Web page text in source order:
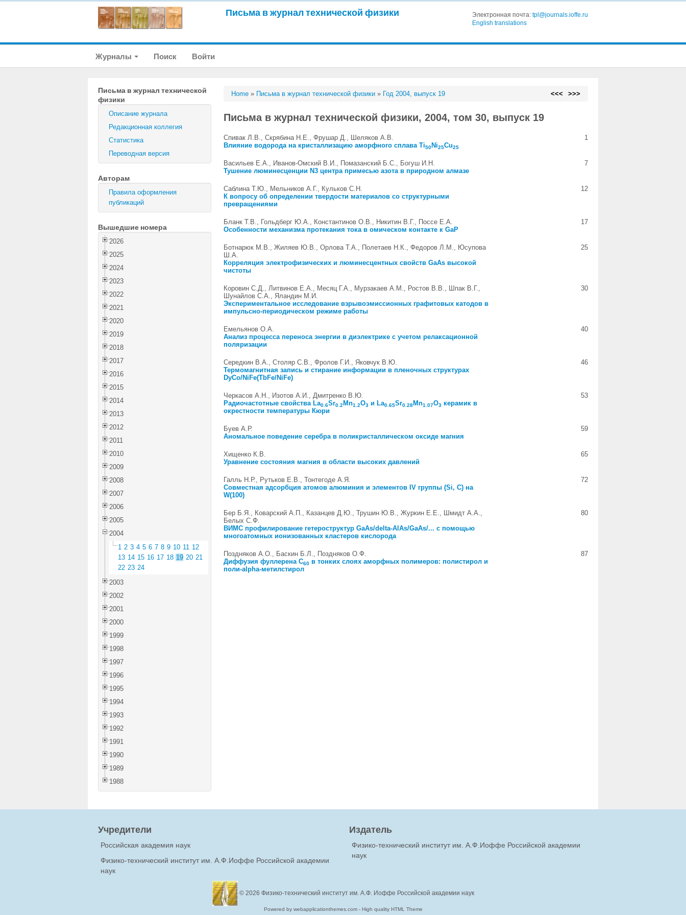
Письма в журнал технической физики Электронная почта: tpl@journals.ioffe.ru
English translations
Журналы Поиск Войти
Письма в журнал технической
физики
Описание журнала
Редакционная коллегия
Статистика
Переводная версия
Авторам
Правила оформления
публикаций
Вышедшие номера
2026
2025
2024
2023
2022
2021
2020
2019
2018
2017
2016
2015
2014
2013
2012
2011
2010
2009
2008
2007
2006
2005
2004
1 2 3 4 5 6 7 8 9 10 11 12
13 14 15 16 17 18 19 20 21
22 23 24
2003
2002
2001
2000
1999
1998
1997
1996
1995
1994
1993
1992
1991
1990
1989
1988
Home » Письма в журнал технической физики » Год 2004, выпуск 19 <<< >>>
Письма в журнал технической физики, 2004, том 30, выпуск 19
Спивак Л.В., Скрябина Н.Е., Фрушар Д., Шеляков А.В.
Влияние водорода на кристаллизацию аморфного сплава Ti50Ni25Cu25
1
Васильев Е.А., Иванов-Омский В.И., Помазанский Б.С., Богуш И.Н.
Тушение люминесценции N3 центра примесью азота в природном алмазе
7
Саблина Т.Ю., Мельников А.Г., Кульков С.Н.
К вопросу об определении твердости материалов со структурными
превращениями
12
Бланк Т.В., Гольдберг Ю.А., Константинов О.В., Никитин В.Г., Поссе Е.А.
Особенности механизма протекания тока в омическом контакте к GaP
17
Ботнарюк М.В., Жиляев Ю.В., Орлова Т.А., Полетаев Н.К., Федоров Л.М., Юсупова
Ш.А.
Корреляция электрофизических и люминесцентных свойств GaAs высокой
чистоты
25
Коровин С.Д., Литвинов Е.А., Месяц Г.А., Мурзакаев А.М., Ростов В.В., Шпак В.Г.,
Шунайлов С.А., Яландин М.И.
Экспериментальное исследование взрывоэмиссионных графитовых катодов в
импульсно-периодическом режиме работы
30
Емельянов О.А.
Анализ процесса переноса энергии в диэлектрике с учетом релаксационной
поляризации
40
Середкин В.А., Столяр С.В., Фролов Г.И., Яковчук В.Ю.
Термомагнитная запись и стирание информации в пленочных структурах
DyCo/NiFe(TbFe/NiFe)
46
Черкасов А.Н., Изотов А.И., Дмитренко В.Ю.
Радиочастотные свойства La0.6Sr0.2Mn1.2O3 и La0.65Sr0.28Mn1.07O3 керамик в
окрестности температуры Кюри
53
Буев А.Р.
Аномальное поведение серебра в поликристаллическом оксиде магния
59
Хищенко К.В.
Уравнение состояния магния в области высоких давлений
65
Галль Н.Р., Рутьков Е.В., Тонтегоде А.Я.
Совместная адсорбция атомов алюминия и элементов IV группы (Si, C) на
W(100)
72
Бер Б.Я., Коварский А.П., Казанцев Д.Ю., Трушин Ю.В., Журкин Е.Е., Шмидт А.А.,
Белых С.Ф.
ВИМС профилирование гетероструктур GaAs/delta-AlAs/GaAs/... с помощью
многоатомных ионизованных кластеров кислорода
80
Поздняков А.О., Баскин Б.Л., Поздняков О.Ф.
Диффузия фуллерена C60 в тонких слоях аморфных полимеров: полистирол и
поли-alpha-метилстирол
87
Учредители
Российская академия наук
Физико-технический институт им. А.Ф.Иоффе Российской академии
наук
Издатель
Физико-технический институт им. А.Ф.Иоффе Российской академии
наук
© 2026 Физико-технический институт им. А.Ф. Иоффе Российской академии наук
Powered by webapplicationthemes.com - High quality HTML Theme